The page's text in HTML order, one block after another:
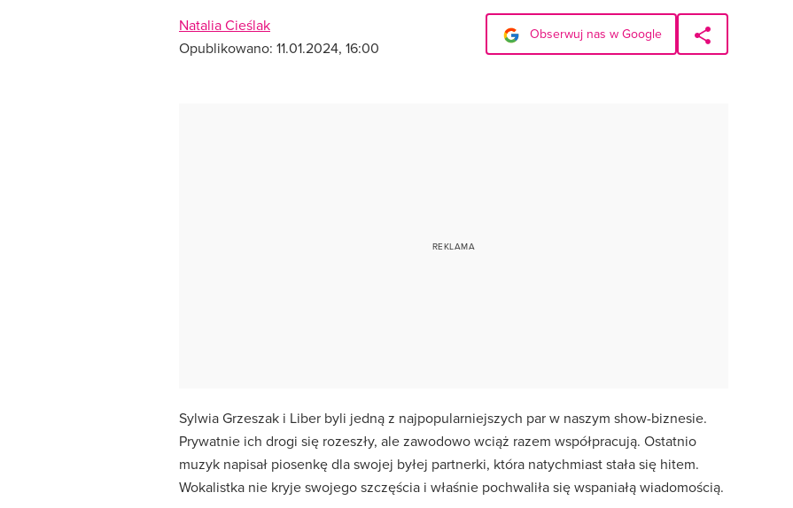
Natalia Cieślak
Opublikowano: 11.01.2024, 16:00
Obserwuj nas w Google
Sylwia Grzeszak i Liber byli jedną z najpopularniejszych par w naszym show-biznesie.
Prywatnie ich drogi się rozeszły, ale zawodowo wciąż razem współpracują. Ostatnio
muzyk napisał piosenkę dla swojej byłej partnerki, która natychmiast stała się hitem.
Wokalistka nie kryje swojego szczęścia i właśnie pochwaliła się wspaniałą wiadomością.